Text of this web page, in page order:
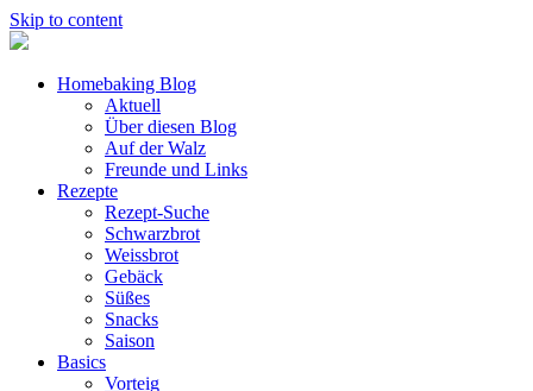
Skip to content
Homebaking Blog
Aktuell
Über diesen Blog
Auf der Walz
Freunde und Links
Rezepte
Rezept-Suche
Schwarzbrot
Weissbrot
Gebäck
Süßes
Snacks
Saison
Basics
Vorteig